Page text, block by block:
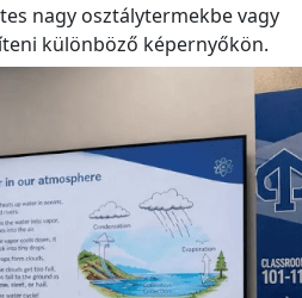
nagy osztálytermekbe vagy
különböző képernyőkön.